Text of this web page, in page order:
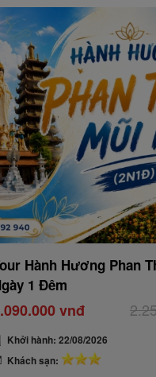
Hành Hương Phan
1 Đêm
vnđ
Khởi hành: 22/08/2026
Khách sạn: